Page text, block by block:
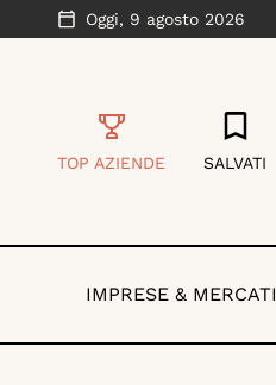
Oggi, 9 agosto 2026
TOP AZIENDE SALVATI
IMPRESE & MERCATI